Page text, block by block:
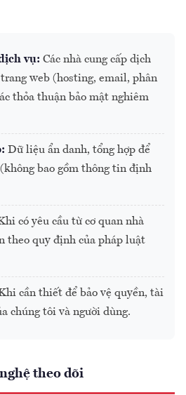
vụ: Các nhà cung cấp dịch
web (hosting, email, phân
thỏa thuận bảo mật nghiêm
Dữ liệu ẩn danh, tổng hợp để
bao gồm thông tin định
có yêu cầu từ cơ quan nhà
theo quy định của pháp luật
cần thiết để bảo vệ quyền, tài
chúng tôi và người dùng.
theo dõi